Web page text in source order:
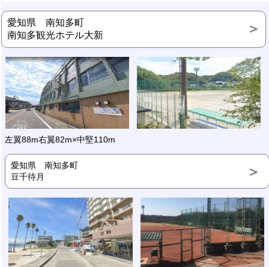
愛知県 南知多町
南知多観光ホテル大新
左翼88m右翼82m×中堅110m
愛知県 南知多町
豆千待月